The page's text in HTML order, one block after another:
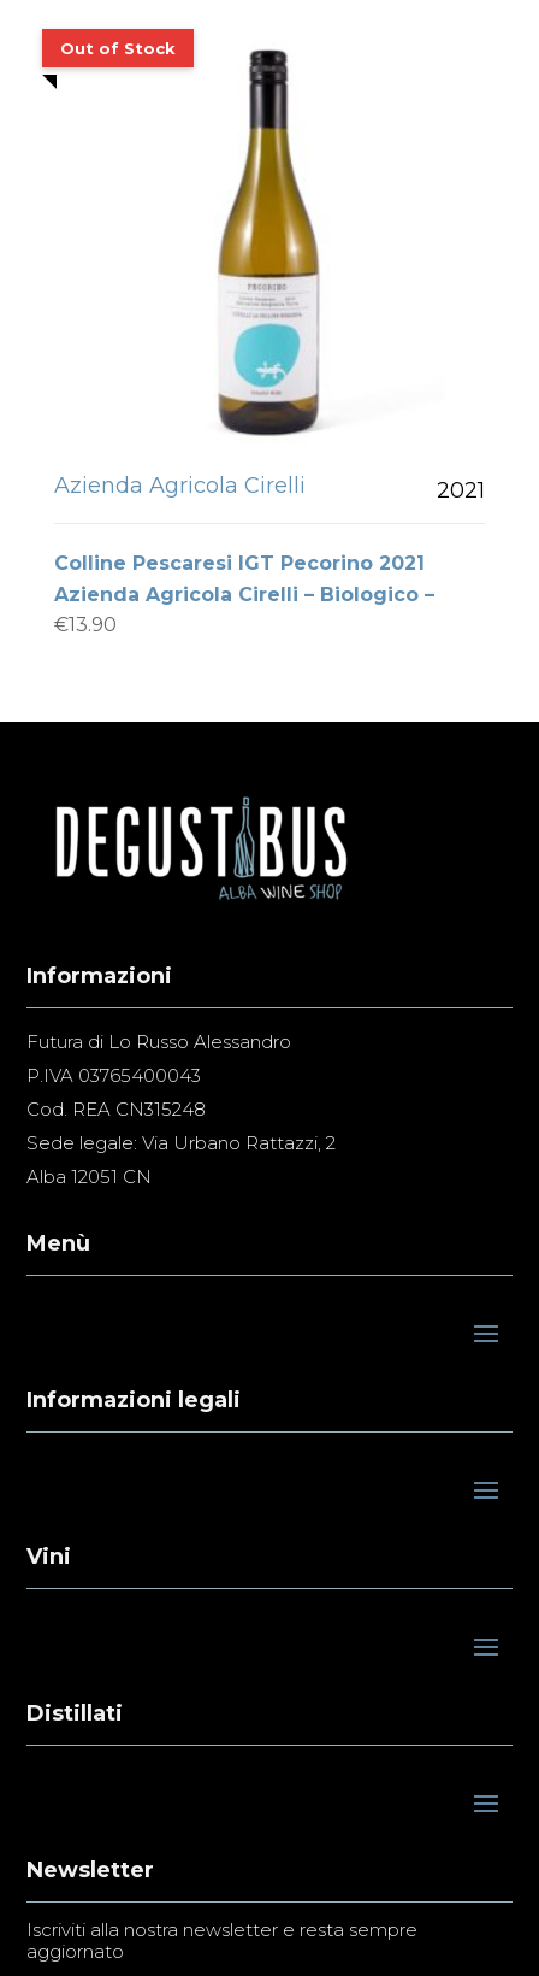
Azienda Agricola Cirelli 2021
Colline Pescaresi IGT Pecorino 2021
Azienda Agricola Cirelli – Biologico –
€13.90
Informazioni
Futura di Lo Russo Alessandro
P.IVA 03765400043
Cod. REA CN315248
Sede legale: Via Urbano Rattazzi, 2
Alba 12051 CN
Menù
Informazioni legali
Vini
Distillati
Newsletter
Iscriviti alla nostra newsletter e resta sempre
aggiornato